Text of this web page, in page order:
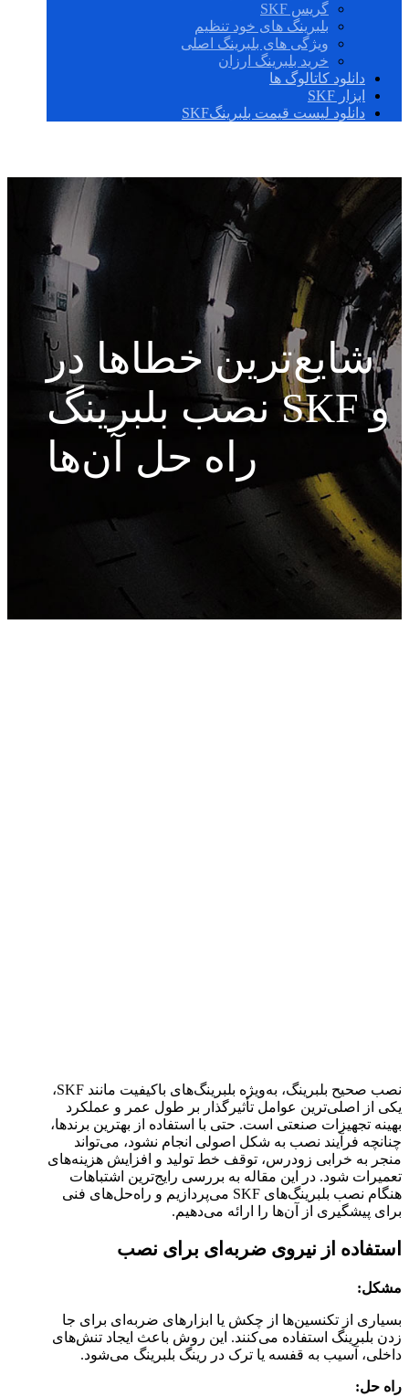
گریس SKF
بلبرینگ های خود تنظیم
ویژگی های بلبرینگ اصلی
خرید بلبرینگ ارزان
دانلود کاتالوگ ها
ابزار SKF
دانلود لیست قیمت بلبرینگSKF
شایع‌ترین خطاها در
نصب بلبرینگ SKF و
راه‌ حل آن‌ها
نصب صحیح بلبرینگ، به‌ویژه بلبرینگ‌های باکیفیت مانند SKF،
یکی از اصلی‌ترین عوامل تأثیرگذار بر طول عمر و عملکرد
بهینه تجهیزات صنعتی است. حتی با استفاده از بهترین برندها،
چنانچه فرآیند نصب به شکل اصولی انجام نشود، می‌تواند
منجر به خرابی زودرس، توقف خط تولید و افزایش هزینه‌های
تعمیرات شود. در این مقاله به بررسی رایج‌ترین اشتباهات
هنگام نصب بلبرینگ‌های SKF می‌پردازیم و راه‌حل‌های فنی
برای پیشگیری از آن‌ها را ارائه می‌دهیم.
استفاده از نیروی ضربه‌ای برای نصب
مشکل:
بسیاری از تکنسین‌ها از چکش یا ابزارهای ضربه‌ای برای جا
زدن بلبرینگ استفاده می‌کنند. این روش باعث ایجاد تنش‌های
داخلی، آسیب به قفسه یا ترک در رینگ بلبرینگ می‌شود.
راه حل: